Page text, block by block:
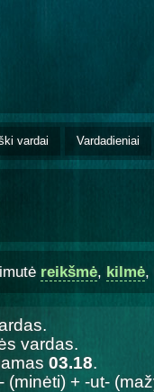
vardai Vardadieniai
reikšmė, kilmė,
vardas.
03.18.
(minėti) + -ut-